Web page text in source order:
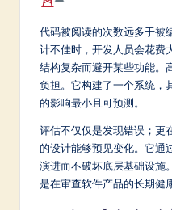
L
代码被阅读的次数远多于被
计不佳时，开发人员会花费
结构复杂而避开某些功能。
负担。它构建了一个系统，
的影响最小且可预测。
评估不仅仅是发现错误；更
的设计能够预见变化。它通
演进而不破坏底层基础设施
是在审查软件产品的长期健